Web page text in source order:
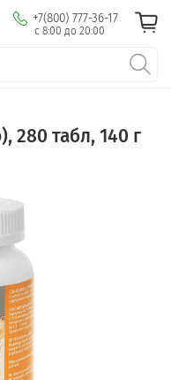
+7(800) 777-36-17
с 8:00 до 20:00
280 табл, 140 г